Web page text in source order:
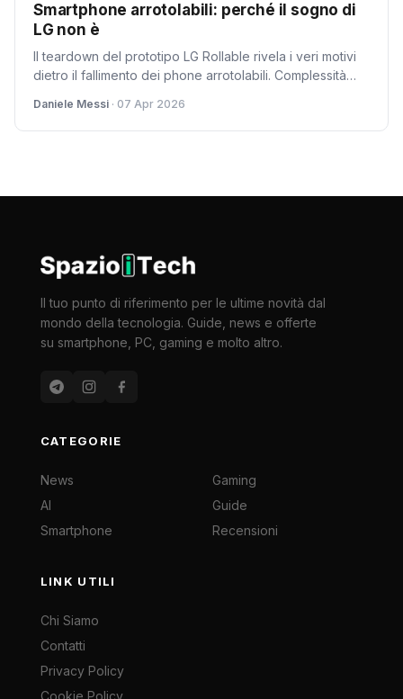
Smartphone arrotolabili: perché il sogno di
LG non è
Il teardown del prototipo LG Rollable rivela i veri motivi
dietro il fallimento dei phone arrotolabili. Complessità
tecnologia non ha mai raggiunto il mercato di massa nel
2026.
Daniele Messi · 07 Apr 2026
Il tuo punto di riferimento per le ultime novità dal
mondo della tecnologia. Guide, news e offerte
su smartphone, PC, gaming e molto altro.
CATEGORIE
News
AI
Smartphone
Gaming
Guide
Recensioni
LINK UTILI
Chi Siamo
Contatti
Privacy Policy